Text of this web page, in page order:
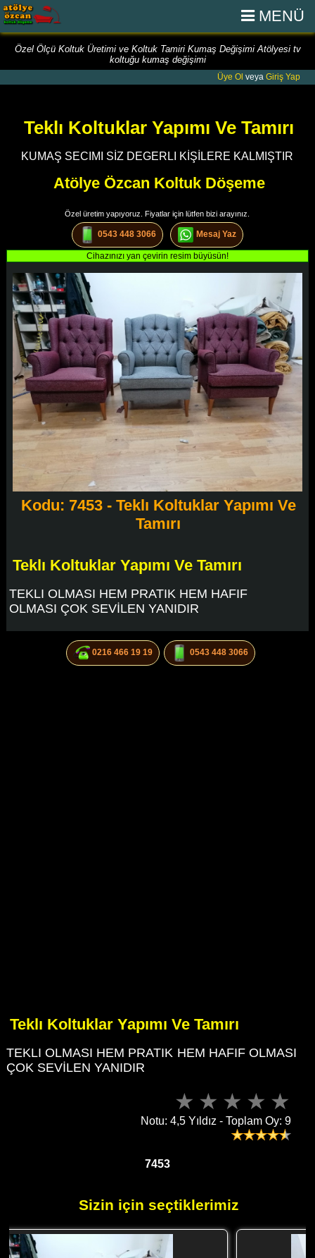
MENÜ
Özel Ölçü Koltuk Üretimi ve Koltuk Tamiri Kumaş Değişimi Atölyesi tv
koltuğu kumaş değişimi
Üye Ol veya Giriş Yap
Teklı Koltuklar Yapımı Ve Tamırı
KUMAŞ SECIMI SİZ DEGERLI KİŞİLERE KALMIŞTIR
Atölye Özcan Koltuk Döşeme
Özel üretim yapıyoruz. Fiyatlar için lütfen bizi arayınız.
0543 448 3066 Mesaj Yaz
Cihazınızı yan çevirin resim büyüsün!
Kodu: 7453 - Teklı Koltuklar Yapımı Ve
Tamırı
Teklı Koltuklar Yapımı Ve Tamırı
TEKLI OLMASI HEM PRATIK HEM HAFIF
OLMASI ÇOK SEVİLEN YANIDIR
0216 466 19 19 0543 448 3066
Teklı Koltuklar Yapımı Ve Tamırı
TEKLI OLMASI HEM PRATIK HEM HAFIF OLMASI
ÇOK SEVİLEN YANIDIR
Notu: 4,5 Yıldız - Toplam Oy: 9
7453
Sizin için seçtiklerimiz